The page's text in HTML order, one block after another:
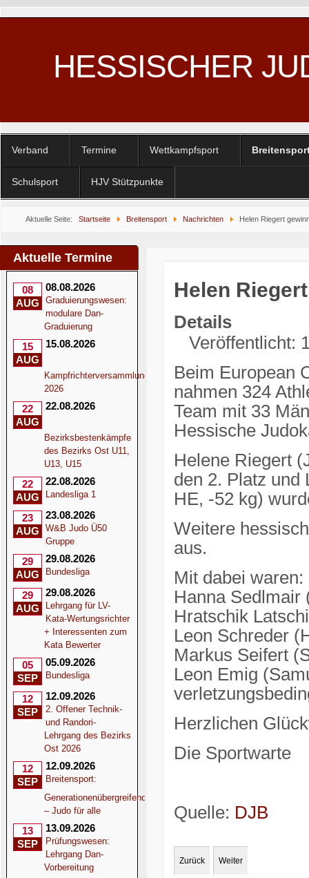
HESSISCHER
Verband Termine Wettkampfsport
Schulsport HJV Stützpunkte
Aktuelle Seite: Startseite Breitensport Nachrichten Helen Riegert
Aktuelle Termine
08
AUG
08.08.2026
Graduierungswesen:
modulare Dan-
Graduierung
15
AUG
15.08.2026
Kampfrichterversammlung
2026
22
AUG
22.08.2026
Bezirksbestenkämpfe
des Bezirks Ost U11,
U13, U15
22
AUG
22.08.2026
Landesliga 1
23
AUG
23.08.2026
W&B Judo Ü50
Gruppe
29
AUG
29.08.2026
Bundesliga
29
AUG
29.08.2026
Lehrgang für LV-
Kata-Wertungsrichter
+ Interessenten zum
Kata Bewerter
05
SEP
05.09.2026
Bundesliga
12
SEP
12.09.2026
2. Offener Technik-
und Randori-
Lehrgang des Bezirks
Ost 2026
12
SEP
12.09.2026
Breitensport:
Generationenübergreifend
– Judo für alle
13
SEP
13.09.2026
Prüfungswesen:
Lehrgang Dan-
Vorbereitung
Helen
Details
Veröffentlicht:
Beim European
nahmen 324
Team mit 33
Hessische
Helene Riegert
den 2. Platz und
HE, -52 kg)
Weitere
aus.
Mit dabei waren:
Hanna Sedlmair
Hratschik
Leon Schreder
Markus Seifert
Leon Emig
Herzlichen
Die Sportwarte
Quelle: DJB
Zurück Weiter